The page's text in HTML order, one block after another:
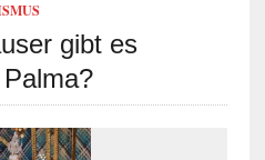
gibt es